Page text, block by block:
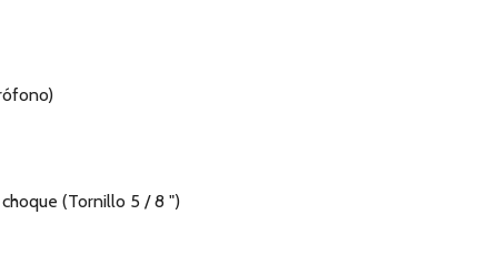
(Tornillo 5 / 8 ")